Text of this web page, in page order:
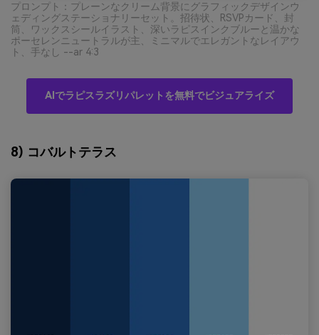
プロンプト：プレーンなクリーム背景にグラフィックデザインウ
ェディングステーショナリーセット。招待状、RSVPカード、封
筒、ワックスシールイラスト、深いラピスインクブルーと温かな
ポーセレンニュートラルが主、ミニマルでエレガントなレイアウ
ト、手なし --ar 4:3
AIでラピスラズリパレットを無料でビジュアライズ
8) コバルトテラス